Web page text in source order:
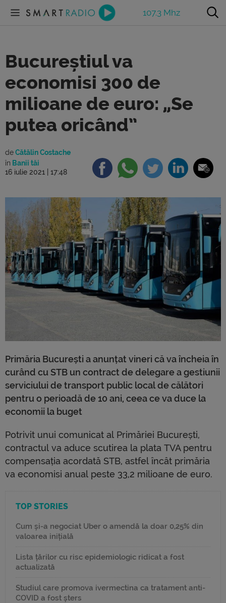
107.3 Mhz
Bucureștiul va
economisi 300 de
milioane de euro: „Se
putea oricând”
deCătălin Costache
în Banii tăi
16 iulie 2021 | 17:48
Primăria București a anunțat vineri că va încheia în
curând cu STB un contract de delegare a gestiunii
serviciului de transport public local de călători
pentru o perioadă de 10 ani, ceea ce va duce la
economii la buget
Potrivit unui comunicat al Primăriei București,
contractul va aduce scutirea la plata TVA pentru
compensația acordată STB, astfel încât primăria
va economisi anual peste 33,2 milioane de euro.
TOP STORIES
Cum și-a negociat Uber o amendă la doar 0,25% din
valoarea inițială
Lista țărilor cu risc epidemiologic ridicat a fost
actualizată
Studiul care promova ivermectina ca tratament anti-
COVID a fost șters